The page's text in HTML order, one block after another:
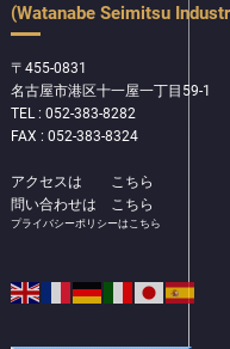
(Watanabe Seimitsu
〒455-0831
名古屋市港区十一屋一丁目59-1
TEL : 052-383-8282
FAX : 052-383-8324
アクセスは こちら
問い合わせは こちら
プライバシーポリシーはこちら